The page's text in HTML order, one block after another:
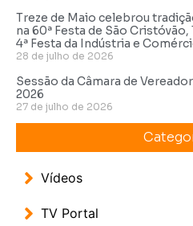
Treze de Maio celebrou
na 60ª Festa de São
4ª Festa da Indústria e
28 de julho de 2026
Sessão da Câmara de
2026
27 de julho de 2026
Vídeos
TV Portal